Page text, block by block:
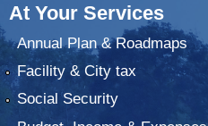
At Your Services
Annual Plan & Roadmaps
Facility & City tax
Social Security